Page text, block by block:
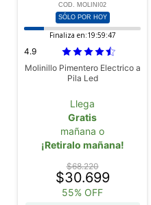
COD. MOLINI02
SÓLO POR HOY
Finaliza en:19:59:46
4.9
Molinillo Pimentero Electrico a
Pila Led
Llega
Gratis
mañana o
¡Retiralo mañana!
$68.220
$30.699
55% OFF